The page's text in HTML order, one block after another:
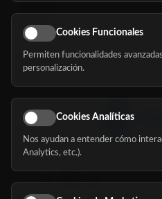
Eventos
Nosotros
Síguenos
Cookies Funcionales
Permiten funcionalidades
personalización.
Cookies Analíticas
Nos ayudan a entender cómo
Analytics, etc.).